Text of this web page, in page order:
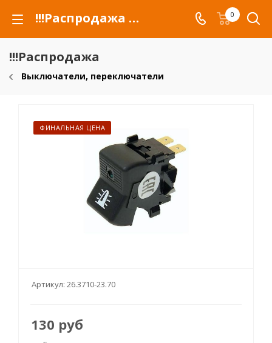
!!!Распродажа для автомобилей российских марок и сельхозтехники 0
!!!Распродажа
Выключатели, переключатели
ФИНАЛЬНАЯ ЦЕНА
Артикул: 26.3710-23.70
130 руб